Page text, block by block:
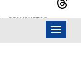
COLUNISTAS
Menu